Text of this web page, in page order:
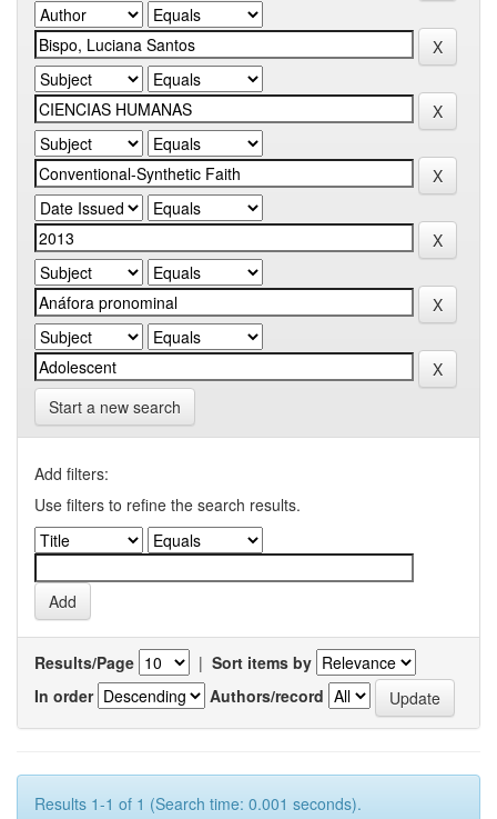
Start a new search
Add filters:
Use filters to refine the search results.
Results/Page | Sort items by
In order
Authors/record
Results 1-1 of 1 (Search time: 0.001 seconds).